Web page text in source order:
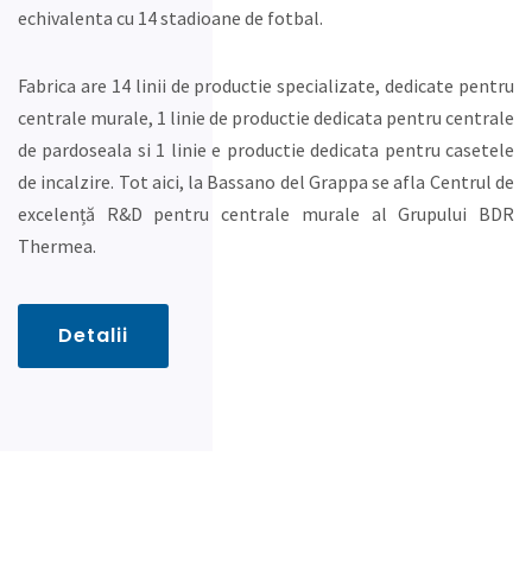
echivalenta cu 14 stadioane de fotbal.
Fabrica are 14 linii de productie specializate, dedicate pentru
centrale murale, 1 linie de productie dedicata pentru centrale
de pardoseala si 1 linie e productie dedicata pentru casetele
de incalzire. Tot aici, la Bassano del Grappa se afla Centrul de
excelență R&D pentru centrale murale al Grupului BDR
Thermea.
Detalii